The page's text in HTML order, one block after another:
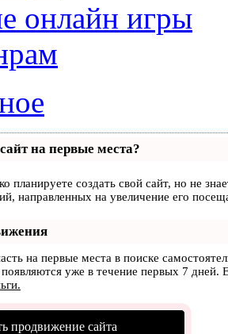
онлайн игры
на первые места?
планируете создать свой сайт, но не
направленных на увеличение его
на первые места в поиске
появляются уже в течение первых 7
продвижение сайта